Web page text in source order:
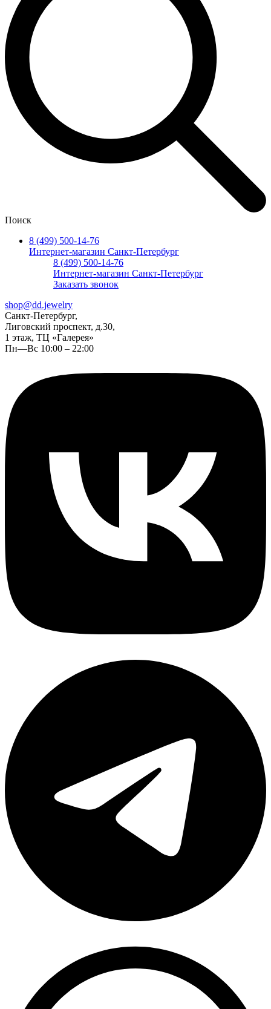
Поиск
8 (499) 500-14-76
Интернет-магазин Санкт-Петербург
8 (499) 500-14-76
Интернет-магазин Санкт-Петербург
Заказать звонок
shop@dd.jewelry
Санкт-Петербург,
Лиговский проспект, д.30,
1 этаж, ТЦ «Галерея»
Пн—Вс 10:00 – 22:00